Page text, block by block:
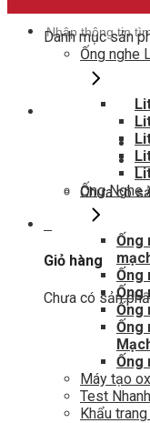
kiếm:
Hotline hỗ trợ
0948802788
Chưa có
Giỏ hàng
Chưa có sản
Danh mục sản
Ống nghe
Ống Nghe
Ống
Ống
Ống
Ống
Ống
Ống
Máy tạo
Test
Khẩu